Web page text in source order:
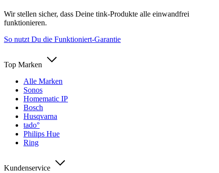
Wir stellen sicher, dass Deine tink-Produkte alle einwandfrei
funktionieren.
So nutzt Du die Funktioniert-Garantie
Top Marken
Alle Marken
Sonos
Homematic IP
Bosch
Husqvarna
tado°
Philips Hue
Ring
Kundenservice